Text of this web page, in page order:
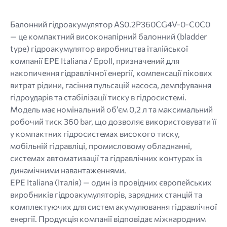
Балонний гідроакумулятор AS0.2P360CG4V-0-C0C0
— це компактний високонапірний балонний (bladder
type) гідроакумулятор виробництва італійської
компанії EPE Italiana / Epoll, призначений для
накопичення гідравлічної енергії, компенсації пікових
витрат рідини, гасіння пульсацій насоса, демпфування
гідроударів та стабілізації тиску в гідросистемі.
Модель має номінальний об’єм 0,2 л та максимальний
робочий тиск 360 bar, що дозволяє використовувати її
у компактних гідросистемах високого тиску,
мобільній гідравліці, промисловому обладнанні,
системах автоматизації та гідравлічних контурах із
динамічними навантаженнями.
EPE Italiana (Італія) — один із провідних європейських
виробників гідроакумуляторів, зарядних станцій та
комплектуючих для систем акумулювання гідравлічної
енергії. Продукція компанії відповідає міжнародним